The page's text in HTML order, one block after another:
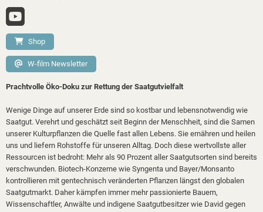
Shop
W-film Newsletter
Prachtvolle Öko-Doku zur Rettung der Saatgutvielfalt
Wenige Dinge auf unserer Erde sind so kostbar und lebensnotwendig wie
Saatgut. Verehrt und geschätzt seit Beginn der Menschheit, sind die Samen
unserer Kulturpflanzen die Quelle fast allen Lebens. Sie ernähren und heilen
uns und liefern Rohstoffe für unseren Alltag. Doch diese wertvollste aller
Ressourcen ist bedroht: Mehr als 90 Prozent aller Saatgutsorten sind bereits
verschwunden. Biotech-Konzerne wie Syngenta und Bayer/Monsanto
kontrollieren mit gentechnisch veränderten Pflanzen längst den globalen
Saatgutmarkt. Daher kämpfen immer mehr passionierte Bauern,
Wissenschaftler, Anwälte und indigene Saatgutbesitzer wie David gegen